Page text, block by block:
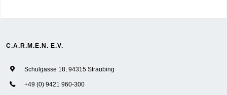
C.A.R.M.E.N. E.V.
Schulgasse 18, 94315 Straubing
+49 (0) 9421 960-300